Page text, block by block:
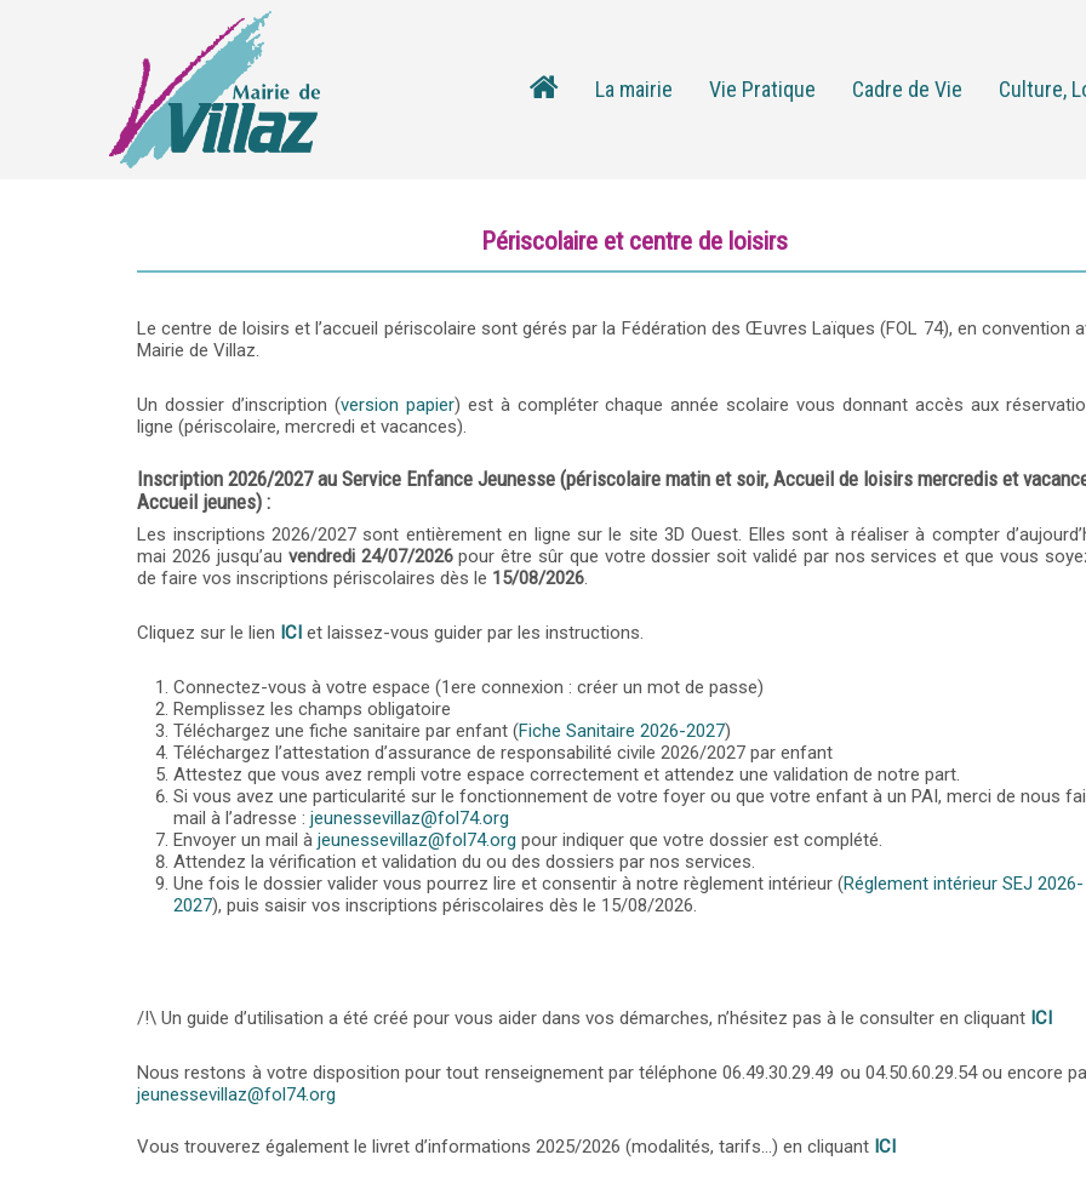
La mairie Vie Pratique Cadre de Vie Culture,
Périscolaire et centre de loisirs
Le centre de loisirs et l’accueil périscolaire sont gérés par la Fédération des Œuvres Laïques (FOL 74), en convention
Mairie de Villaz.
Un dossier d’inscription (version papier) est à compléter chaque année scolaire vous donnant accès aux
ligne (périscolaire, mercredi et vacances).
Inscription 2026/2027 au Service Enfance Jeunesse (périscolaire matin et soir, Accueil de loisirs mercredis et
Accueil jeunes) :
Les inscriptions 2026/2027 sont entièrement en ligne sur le site 3D Ouest. Elles sont à réaliser à compter
mai 2026 jusqu’au vendredi 24/07/2026pour être sûr que votre dossier soit validé par nos services et que vous
de faire vos inscriptions périscolaires dès le 15/08/2026.
Cliquez sur le lien ICI et laissez-vous guider par les instructions.
Connectez-vous à votre espace (1ere connexion : créer un mot de passe)
Remplissez les champs obligatoire
Téléchargez une fiche sanitaire par enfant (Fiche Sanitaire 2026-2027)
Téléchargez l’attestation d’assurance de responsabilité civile 2026/2027 par enfant
Attestez que vous avez rempli votre espace correctement et attendez une validation de notre part.
Si vous avez une particularité sur le fonctionnement de votre foyer ou que votre enfant à un PAI, merci de nous
mail à l’adresse :jeunessevillaz@fol74.org
Envoyer un mail àjeunessevillaz@fol74.org pour indiquer que votre dossier est complété.
Attendez la vérification et validation du ou des dossiers par nos services.
Une fois le dossier valider vous pourrez lire et consentir à notre règlement intérieur (Réglement intérieur SEJ 2026-
2027), puis saisir vos inscriptions périscolaires dès le 15/08/2026.
/!\ Un guide d’utilisation a été créé pour vous aider dans vos démarches, n’hésitez pas à le consulter en cliquant ICI
Nous restons à votre disposition pour tout renseignement par téléphone 06.49.30.29.49 ou 04.50.60.29.54 ou encore
jeunessevillaz@fol74.org
Vous trouverez également le livret d’informations 2025/2026 (modalités, tarifs…) en cliquant ICI